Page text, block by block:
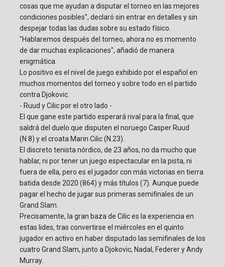
cosas que me ayudan a disputar el torneo en las mejores
condiciones posibles", declaró sin entrar en detalles y sin
despejar todas las dudas sobre su estado físico.
"Hablaremos después del torneo, ahora no es momento
de dar muchas explicaciones", añadió de manera
enigmática.
Lo positivo es el nivel de juego exhibido por el español en
muchos momentos del torneo y sobre todo en el partido
contra Djokovic.
- Ruud y Cilic por el otro lado -
El que gane este partido esperará rival para la final, que
saldrá del duelo que disputen el noruego Casper Ruud
(N.8) y el croata Marin Cilic (N.23).
El discreto tenista nórdico, de 23 años, no da mucho que
hablar, ni por tener un juego espectacular en la pista, ni
fuera de ella, pero es el jugador con más victorias en tierra
batida desde 2020 (864) y más títulos (7). Aunque puede
pagar el hecho de jugar sus primeras semifinales de un
Grand Slam.
Precisamente, la gran baza de Cilic es la experiencia en
estas lides, tras convertirse el miércoles en el quinto
jugador en activo en haber disputado las semifinales de los
cuatro Grand Slam, junto a Djokovic, Nadal, Federer y Andy
Murray.